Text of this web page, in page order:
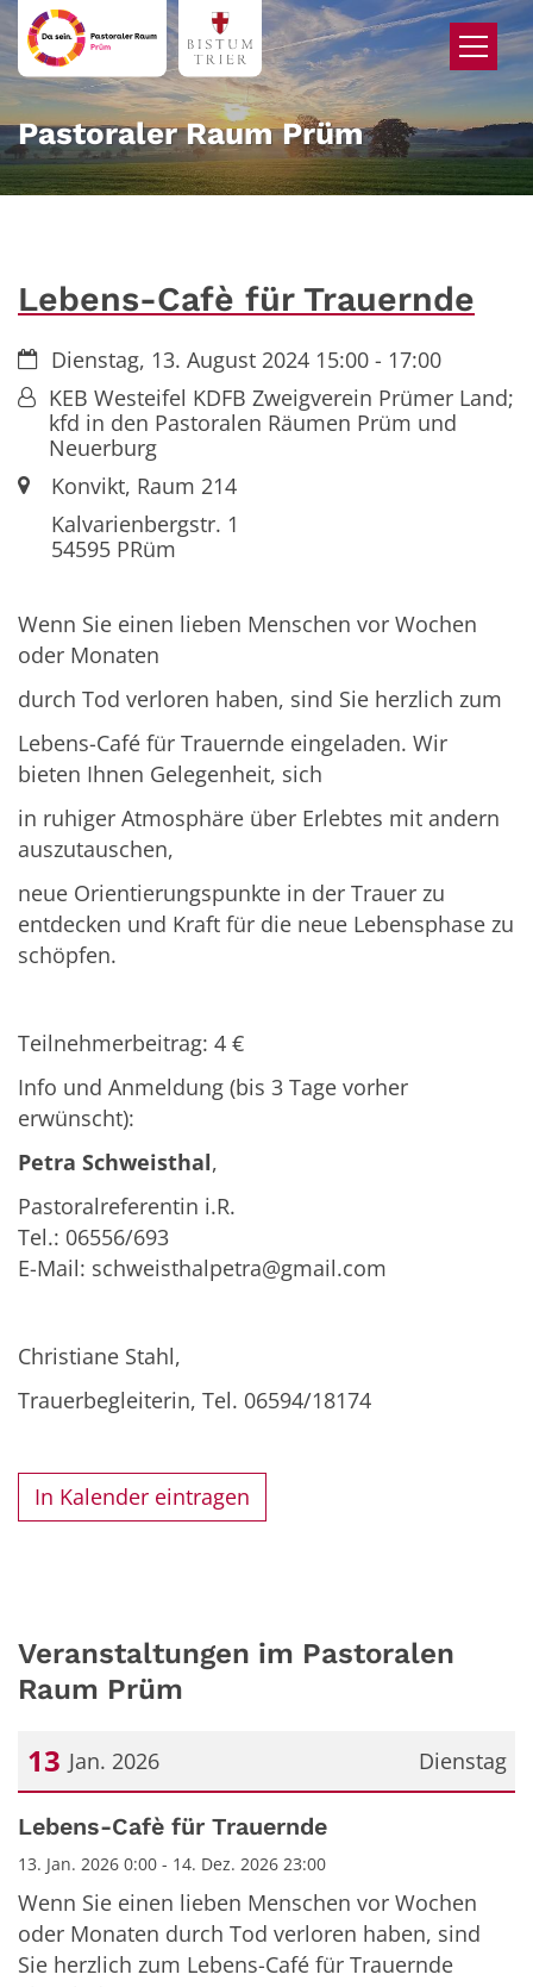
Zum Inhalt springen
Pastoraler Raum Prüm
Lebens-Cafè für Trauernde
Datum:Dienstag, 13. August 2024 15:00 - 17:00
Von:KEB Westeifel KDFB Zweigverein Prümer Land;
kfd in den Pastoralen Räumen Prüm und
Neuerburg
Ort:Konvikt, Raum 214
Kalvarienbergstr. 1
54595PRüm
Wenn Sie einen lieben Menschen vor Wochen
oder Monaten
durch Tod verloren haben, sind Sie herzlich zum
Lebens-Café für Trauernde eingeladen. Wir
bieten Ihnen Gelegenheit, sich
in ruhiger Atmosphäre über Erlebtes mit andern
auszutauschen,
neue Orientierungspunkte in der Trauer zu
entdecken und Kraft für die neue Lebensphase zu
schöpfen.
Teilnehmerbeitrag: 4 €
Info und Anmeldung (bis 3 Tage vorher
erwünscht):
Petra Schweisthal,
Pastoralreferentin i.R.
Tel.: 06556/693
E-Mail: schweisthalpetra@gmail.com
Christiane Stahl,
Trauerbegleiterin, Tel. 06594/18174
In Kalender eintragen
Veranstaltungen im Pastoralen
Raum Prüm
Dienstag
13 Jan. 2026
Datum: 13. Januar 2026
Lebens-Cafè für Trauernde
13. Jan. 2026 0:00 - 14. Dez. 2026 23:00
Wenn Sie einen lieben Menschen vor Wochen
oder Monaten durch Tod verloren haben, sind
Sie herzlich zum Lebens-Café für Trauernde